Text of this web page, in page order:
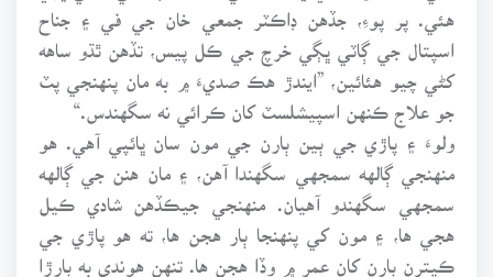
هئي. پر پوءِ، جڏهن ڊاڪٽر جمعي خان جي في ۽ جناح
اسپتال جي ڳاٽي ڀڳي خرچ جي ڪل پيس، تڏهن ٿڌو ساهه
کڻي چيو هئائين، ”ايندڙ هڪ صديءَ ۾ به مان پنهنجي پٽ
جو علاج ڪنهن اسپيشلسٽ کان ڪرائي نه سگهندس.“
ولوءَ ۽ پاڙي جي ٻين ٻارن جي مون سان ڀائپي آهي. هو
منهنجي ڳالهه سمجهي سگهندا آهن، ۽ مان هنن جي ڳالهه
سمجهي سگهندو آهيان. منهنجي جيڪڏهن شادي ڪيل
هجي ها، ۽ مون کي پنهنجا ٻار هجن ها، ته هو پاڙي جي
ڪيترن ٻارن کان عمر ۾ وڏا هجن ها. تنهن هوندي به ٻارڙا